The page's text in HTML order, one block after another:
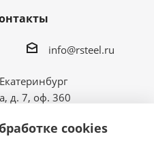
info@rsteel.ru
д. 7, оф. 360
cookies